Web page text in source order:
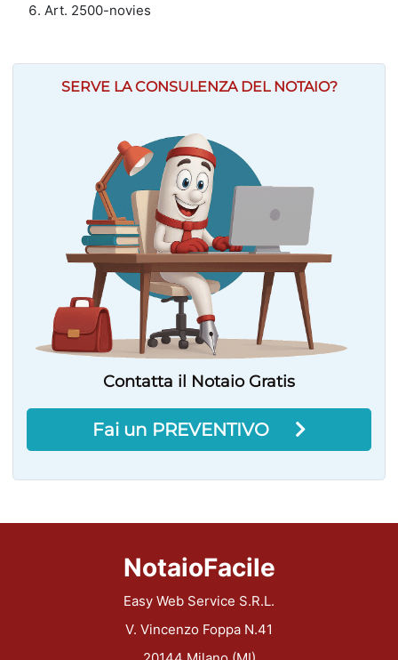
Art. 2500-novies
SERVE LA CONSULENZA DEL NOTAIO?
Contatta il Notaio Gratis
Fai un PREVENTIVO
NotaioFacile
Easy Web Service S.R.L.
V. Vincenzo Foppa N.41